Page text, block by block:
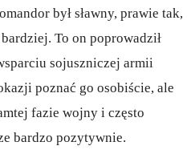
był sławny, prawie tak,
To on poprowadził
sojuszniczej armii
poznać go osobiście, ale
fazie wojny i często
bardzo pozytywnie.